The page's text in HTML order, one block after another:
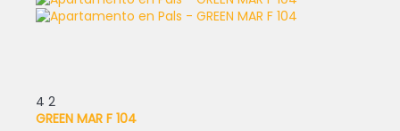
4 2
GREEN MAR F 104